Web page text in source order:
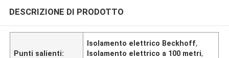
DESCRIZIONE DI PRODOTTO
Punti salienti:
Isolamento elettrico Beckhoff,
Isolamento elettrico a 100 metri,